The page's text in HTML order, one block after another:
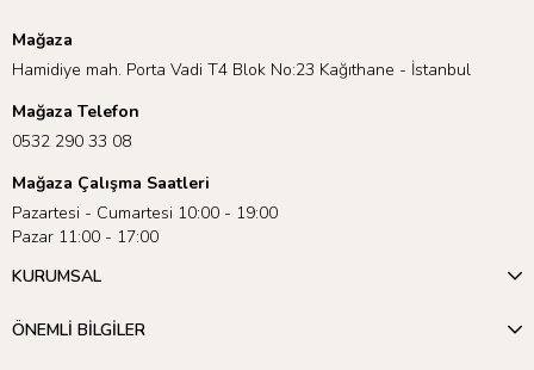
Mağaza
Hamidiye mah. Porta Vadi T4 Blok No:23 Kağıthane - İstanbul
Mağaza Telefon
0532 290 33 08
Mağaza Çalışma Saatleri
Pazartesi - Cumartesi 10:00 - 19:00
Pazar 11:00 - 17:00
KURUMSAL
ÖNEMLİ BİLGİLER